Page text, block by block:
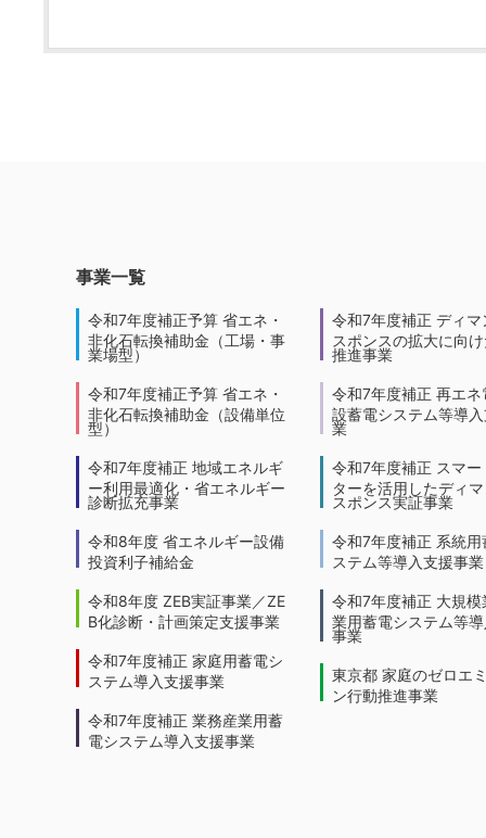
事業一覧
令和7年度補正予算 省エネ・
非化石転換補助金（工場・事
業場型）
令和7年度補正予算 省エネ・
非化石転換補助金（設備単位
型）
令和7年度補正 地域エネルギ
ー利用最適化・省エネルギー
診断拡充事業
令和8年度 省エネルギー設備
投資利子補給金
令和8年度 ZEB実証事業／ZE
B化診断・計画策定支援事業
令和7年度補正 家庭用蓄電シ
ステム導入支援事業
令和7年度補正 業務産業用蓄
電システム導入支援事業
令和7年度補正 ディマ
スポンスの拡大に向
推進事業
令和7年度補正 再エネ
設蓄電システム等導
業
令和7年度補正 スマー
ターを活用したディ
スポンス実証事業
令和7年度補正 系統用
ステム等導入支援事業
令和7年度補正 大規模
業用蓄電システム等
事業
東京都 家庭のゼロエ
ン行動推進事業